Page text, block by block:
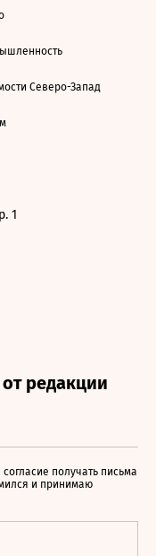
Северо-Запад
1
получать письма
и принимаю